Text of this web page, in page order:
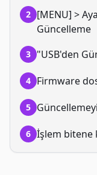
2 [MENU] >
Güncelleme
3 "USB'den
4 Firmware
5
6 İşlem bitene